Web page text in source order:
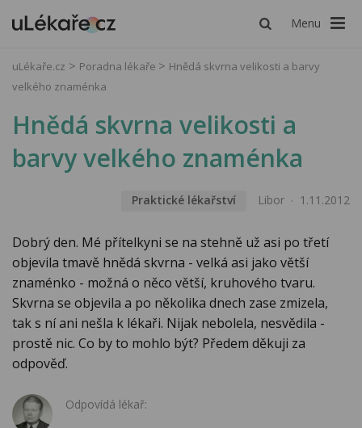
Menu
uLékaře.cz Poradna lékaře
Hnědá skvrna velikosti a barvy
velkého znaménka
Hnědá skvrna velikosti a
barvy velkého znaménka
Praktické lékařství Libor 1.11.2012
Dobrý den. Mé přítelkyni se na stehně už asi po třetí
objevila tmavě hnědá skvrna - velká asi jako větší
znaménko - možná o něco větší, kruhového tvaru.
Skvrna se objevila a po několika dnech zase zmizela,
tak s ní ani nešla k lékaři. Nijak nebolela, nesvědila -
prostě nic. Co by to mohlo být? Předem děkuji za
odpověď.
Odpovídá lékař: